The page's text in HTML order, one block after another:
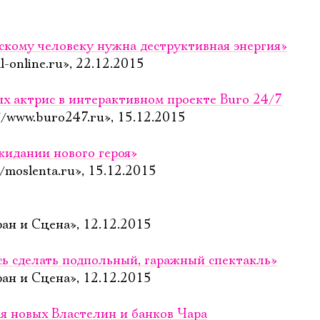
человеку нужна деструктивная энергия»
online.ru», 22.12.2015
актрис в интерактивном проекте Buro 24/7
www.buro247.ru», 15.12.2015
нового героя»
15.12.2015
и Сцена», 12.12.2015
подпольный, гаражный спектакль»
и Сцена», 12.12.2015
Властелин и банков Чара